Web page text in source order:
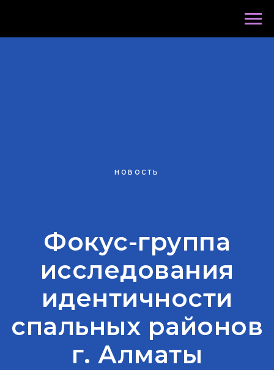
НОВОСТЬ
Фокус-группа
исследования
идентичности
спальных районов
г. Алматы